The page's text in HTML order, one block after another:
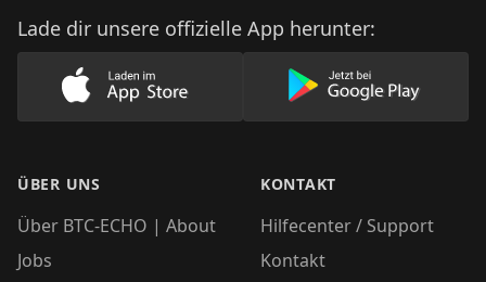
Lade dir unsere offizielle App herunter:
Lade unsere App im AppStore herunter
Lade unsere
ÜBER UNS
Über BTC-ECHO | About
Jobs
KONTAKT
Hilfecenter / Support
Kontakt